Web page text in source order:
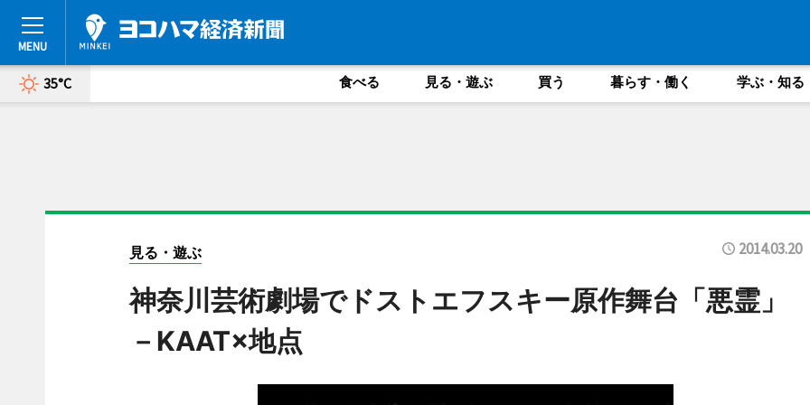
35°C 食べる 見る・遊ぶ 買う 暮らす・働く 学ぶ・知る
見る・遊ぶ 2014.03.20
神奈川芸術劇場でドストエフスキー原作舞台「悪霊」
－KAAT×地点